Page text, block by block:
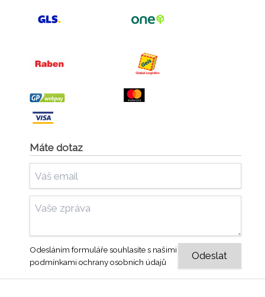
Máte dotaz
Odesláním formuláře souhlasíte s našimi
podmínkami ochrany osobních údajů